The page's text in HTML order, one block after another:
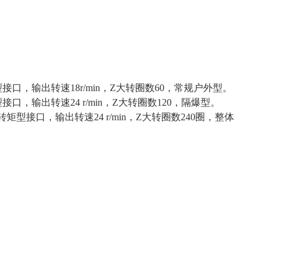
口，输出转速18r/min， Z大转圈数60，常规户外型。
口，输出转速24 r/min， Z大转圈数120，隔爆型。
矩型接口，输出转速24 r/min， Z大转圈数240圈，整体